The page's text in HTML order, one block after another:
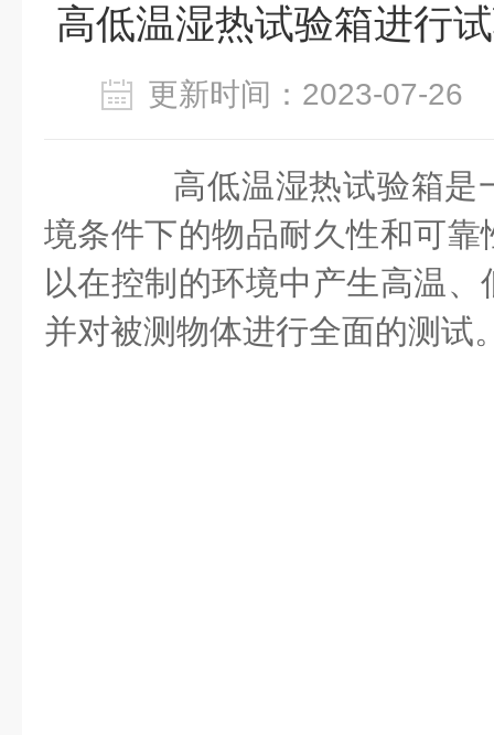
高低温湿热试验箱进行
更新时间：2023-07-
高低温湿热试验箱是
境条件下的物品耐久性和可
以在控制的环境中产生高温
并对被测物体进行全面的测试